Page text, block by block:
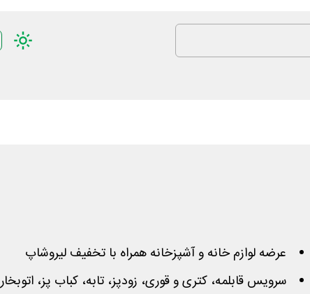
عرضه لوازم خانه و آشپزخانه همراه با تخفیف لیروشاپ
سرویس قابلمه، کتری و قوری، زودپز، تابه، کباب پز، اتوبخار